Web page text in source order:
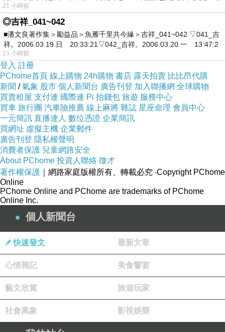
21 小時前
◎吉祥_041~042
■潘文良著作集＞勵益品＞魚雁千里共今緣＞吉祥_041~042 ▽041_吉
祥。2006.03.19.日 20:33:21▽042_吉祥。2006.03.20.一 13:47:2
13 小時前
登入 註冊
PChome首頁 線上購物 24h購物 書店 露天拍賣 比比昂代購
新聞 /氣象 股市 個人新聞台 廣告刊登 加入聯播網 全球購物
買賣租屋 支付連 國際連 Pi 拍錢包 旅遊 服務中心
買車 旅行團 汽車險推薦 線上麻將 雜誌 星座命理 會員中心
一元簡訊 直播達人 數位憑證 企業簡訊
買網址 虛擬主機 企業郵件
廣告刊登 隱私權聲明
消費者保護 兒童網路安全
About PChome 投資人聯絡 徵才
著作權保護 ｜網路家庭版權所有、轉載必究 ‧Copyright PChome
Online
PChome Online and PChome are trademarks of PChome
Online Inc.
個人新聞台
快速發文 最新文章
心情雜記 美食饗宴
藝文欣賞 旅遊玩家
社會萬象 影視娛樂